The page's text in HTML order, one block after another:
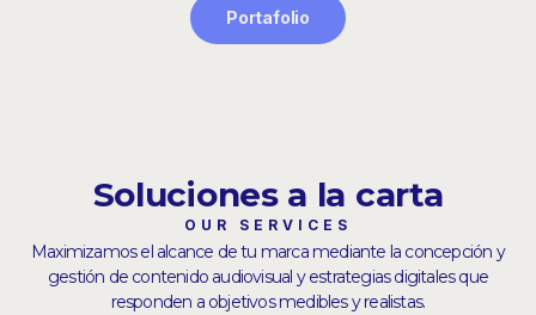
Portafolio
Soluciones a la carta
OUR SERVICES
Maximizamos el alcance de tu marca mediante la concepción y
gestión de contenido audiovisual y estrategias digitales que
responden a objetivos medibles y realistas.